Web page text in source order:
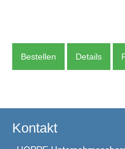
Bestellen Details
Kontakt